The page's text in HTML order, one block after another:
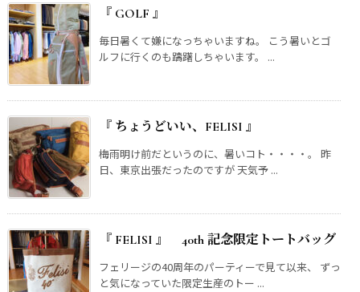
『 GOLF 』
毎日暑くて嫌になっちゃいますね。 こう暑いとゴ
ルフに行くのも躊躇しちゃいます。 ...
『 ちょうどいい、FELISI 』
梅雨明け前だというのに、暑いコト・・・・。 昨
日、東京出張だったのですが 天気予 ...
『 FELISI 』 40th 記念限定トートバッグ
フェリージの40周年のパーティーで見て以来、 ずっ
と気になっていた限定生産のトー ...